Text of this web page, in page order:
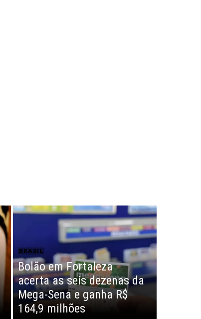
BRASIL
Bolão em Fortaleza
acerta as seis dezenas da
Mega-Sena e ganha R$
164,9 milhões